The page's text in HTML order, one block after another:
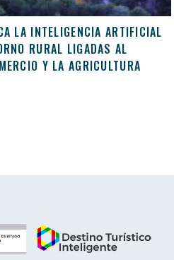
LA INTELIGENCIA ARTIFICIAL
RURAL LIGADAS AL
Y LA AGRICULTURA